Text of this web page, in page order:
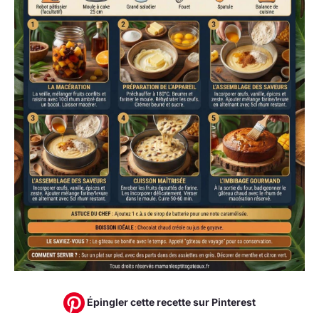
Épingler cette recette sur Pinterest